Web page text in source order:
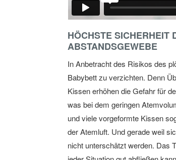
HÖCHSTE SICHERHEIT
ABSTANDSGEWEBE
In Anbetracht des Risikos des
Babybett zu verzichten. Denn
Kissen erhöhen die Gefahr für
was bei dem geringen
und viele vorgeformte Kissen
der Atemluft. Und gerade weil
nicht unterschätzt werden. Das